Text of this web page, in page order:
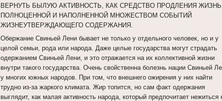
ВЕРНУТЬ БЫЛУЮ АКТИВНОСТЬ, КАК СРЕДСТВО ПРОДЛЕНИЯ ЖИЗНЬ
ПОЛНОЦЕННОЙ И НАПОЛНЕННОЙ МНОЖЕСТВОМ СОБЫТИЙ
ЖИЗНЕУТВЕРЖДАЮЩЕГО СОДЕРЖАНИЯ.
Обержание Свиньей Лени бывает не только у отдельного человек, но и у
целой семьи, рода или народа. Даже целые государства могут страдать
одержанием Свиньей Лени, и это отражается на их коллективной жизни
внутри такого государства. Очень свойственна болезнь нации Свиньей
у многих южных народов. При том, что внешнего ожирения у них найти
трудно из-за жаркого климата. Жир топится, но сам факт одержания
выглядит, как малая активность народа, который предпочитает нежиться